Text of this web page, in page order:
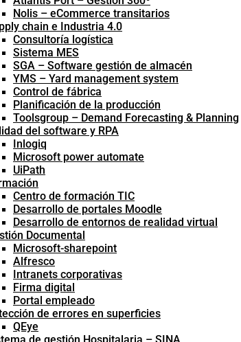
Nolis – eCommerce transitarios
chain e Industria 4.0
Consultoría logística
Sistema MES
SGA – Software gestión de almacén
YMS – Yard management system
Control de fábrica
Planificación de la producción
Toolsgroup – Demand Forecasting & Planning
del software y RPA
Inlogiq
Microsoft power automate
UiPath
Centro de formación TIC
Desarrollo de portales Moodle
Desarrollo de entornos de realidad virtual
Documental
Microsoft-sharepoint
Alfresco
Intranets corporativas
Firma digital
Portal empleado
de errores en superficies
QEye